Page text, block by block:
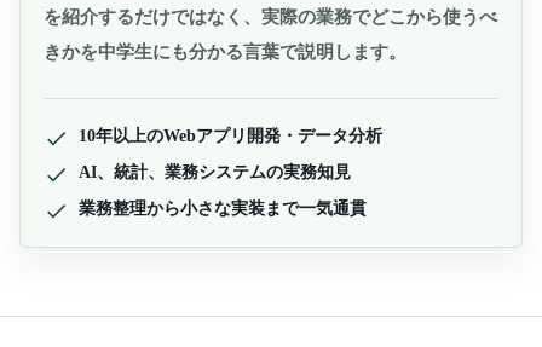
を紹介するだけではなく、実際の業務でどこから使うべ
きかを中学生にも分かる言葉で説明します。
10年以上のWebアプリ開発・データ分析
AI、統計、業務システムの実務知見
業務整理から小さな実装まで一気通貫